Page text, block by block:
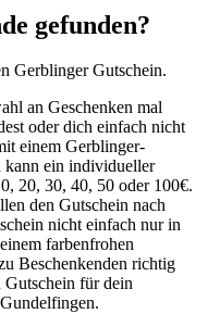
gefunden?
Gerblinger Gutschein.
an Geschenken mal
oder dich einfach nicht
einem Gerblinger-
kann ein individueller
20, 30, 40, 50 oder 100€.
den Gutschein nach
nicht einfach nur in
farbenfrohen
Beschenkenden richtig
Gutschein für dein